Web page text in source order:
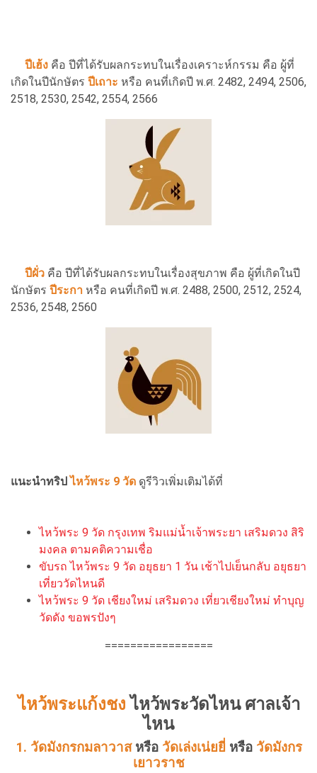
ปีเฮ้ง คือ ปีที่ได้รับผลกระทบในเรื่องเคราะห์กรรม คือ ผู้ที่
เกิดในปีนักษัตร ปีเถาะ หรือ คนที่เกิดปี พ.ศ. 2482, 2494, 2506,
2518, 2530, 2542, 2554, 2566
ปีผั่ว คือ ปีที่ได้รับผลกระทบในเรื่องสุขภาพ คือ ผู้ที่เกิดในปี
นักษัตร ปีระกา หรือ คนที่เกิดปี พ.ศ. 2488, 2500, 2512, 2524,
2536, 2548, 2560
แนะนำทริป ไหว้พระ 9 วัด ดูรีวิวเพิ่มเติมได้ที่
ไหว้พระ 9 วัด กรุงเทพ ริมแม่น้ำเจ้าพระยา เสริมดวง สิริ
มงคล ตามคติความเชื่อ
ขับรถ ไหว้พระ 9 วัด อยุธยา 1 วัน เช้าไปเย็นกลับ อยุธยา
เที่ยววัดไหนดี
ไหว้พระ 9 วัด เชียงใหม่ เสริมดวง เที่ยวเชียงใหม่ ทำบุญ
วัดดัง ขอพรปังๆ
=================
ไหว้พระแก้งชงไหว้พระวัดไหน ศาลเจ้า
ไหน
1. วัดมังกรกมลาวาส หรือ วัดเล่งเน่ยยี่ หรือ วัดมังกร
เยาวราช